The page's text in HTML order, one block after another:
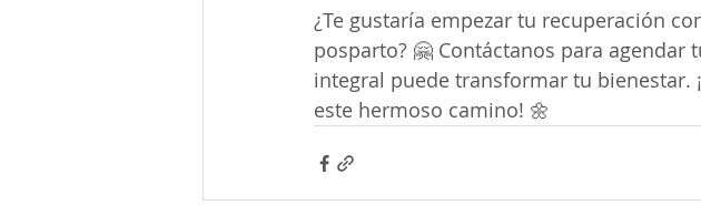
¿Te gustaría empezar tu recuperación
posparto? 🤗 Contáctanos para
integral puede transformar tu bienestar.
este hermoso camino! 🌼